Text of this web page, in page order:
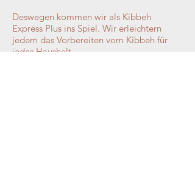
Deswegen kommen wir als Kibbeh
Express Plus ins Spiel. Wir erleichtern
jedem das Vorbereiten vom Kibbeh für
jedes Haushalt.